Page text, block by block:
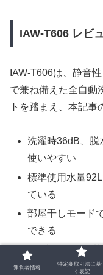
IAW-T606 レビ
IAW-T606は、静音
で兼ね備えた全自動
トを踏まえ、本記事
洗濯時36dB、脱
使いやすい
標準使用水量
ている
部屋干しモード
できる
6kg容量は一人
パルセーター大
運営者情報
特定商取引法に基
く表記